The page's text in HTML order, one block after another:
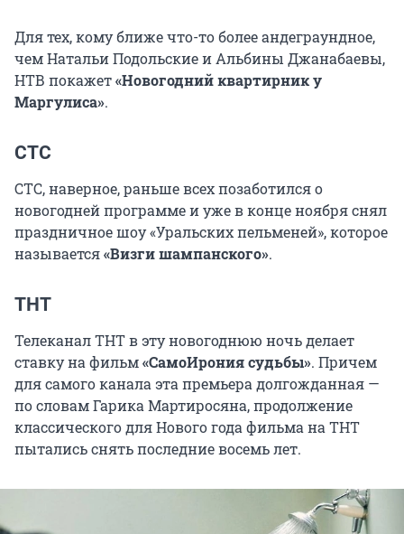
Для тех, кому ближе что-то более андеграундное,
чем Натальи Подольские и Альбины Джанабаевы,
НТВ покажет«Новогодний квартирник у
Маргулиса».
СТС
СТС, наверное, раньше всех позаботился о
новогодней программе и уже в конце ноября снял
праздничное шоу «Уральских пельменей», которое
называется«Визги шампанского».
ТНТ
Телеканал ТНТ в эту новогоднюю ночь делает
ставку на фильм«СамоИрония судьбы». Причем
для самого канала эта премьера долгожданная —
по словам Гарика Мартиросяна, продолжение
классического для Нового года фильма на ТНТ
пытались снять последние восемь лет.